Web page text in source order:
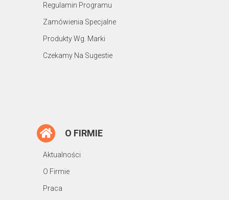
Regulamin Programu
Zamówienia Specjalne
Produkty Wg. Marki
Czekamy Na Sugestie
O FIRMIE
Aktualności
O Firmie
Praca